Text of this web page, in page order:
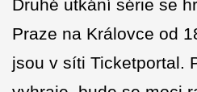
Druhé utkání série se
Praze na Královce od
jsou v síti Ticketportal.